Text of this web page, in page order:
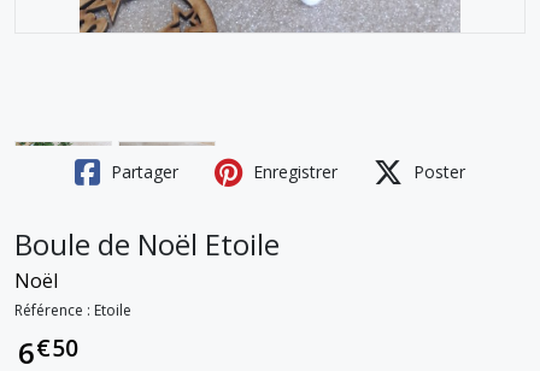
Partager Enregistrer Poster
Boule de Noël Etoile
Noël
Référence : Etoile
6€50